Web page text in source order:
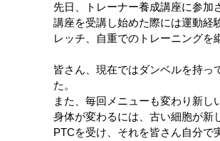
先日、トレーナー養成講座に参加
講座を受講し始めた際には運動経
レッチ、自重でのトレーニングを
皆さん、現在ではダンベルを持っ
た。
また、毎回メニューも変わり新し
身体が変わるには、古い細胞が新
PTCを受け、それを皆さん自分で